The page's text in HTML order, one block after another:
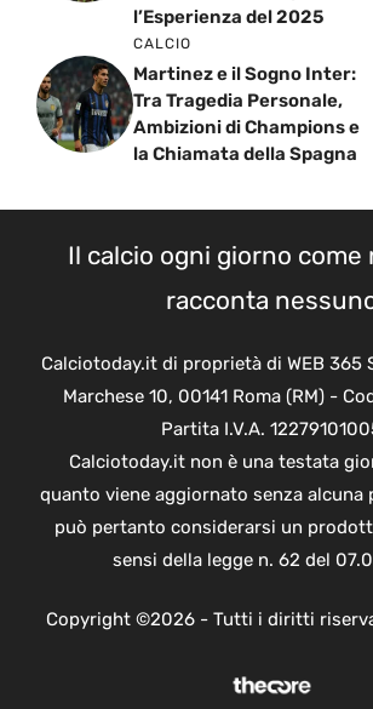
l’Esperienza del 2025
CALCIO
Martinez e il Sogno Inter:
Tra Tragedia Personale,
Ambizioni di Champions e
la Chiamata della Spagna
Il calcio ogni giorno come
racconta
Calciotoday.it di proprietà di WEB 365
Marchese 10, 00141 Roma (RM) -
Partita I.V.A.
Calciotoday.it non è una testata
quanto viene aggiornato senza alcuna
può pertanto considerarsi un
sensi della legge n. 62 del
Copyright ©2026 - Tutti i diritti